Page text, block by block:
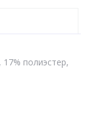
полиэстер,